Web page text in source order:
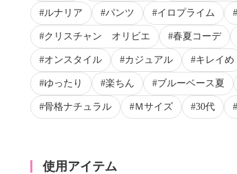
ルナリア パンツ イロプライム
クリスチャン オリビエ 春夏コーデ
オンスタイル カジュアル キレイめ
ゆったり 楽ちん ブルーベース夏
骨格ナチュラル Ｍサイズ 30代
使用アイテム